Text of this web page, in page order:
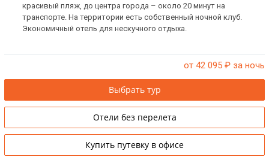
красивый пляж, до центра города – около 20 минут на
транспорте. На территории есть собственный ночной клуб.
Экономичный отель для нескучного отдыха.
от 42 095 ₽ за ночь
Выбрать тур
Отели без перелета
Купить путевку в офисе